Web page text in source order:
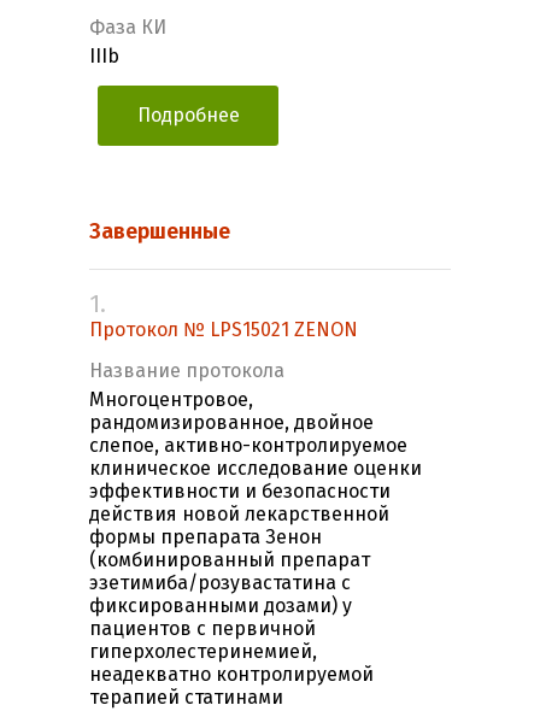
Фаза КИ
IIIb
Подробнее
Завершенные
1.
Протокол № LPS15021 ZENON
Название протокола
Многоцентровое,
рандомизированное, двойное
слепое, активно-контролируемое
клиническое исследование оценки
эффективности и безопасности
действия новой лекарственной
формы препарата Зенон
(комбинированный препарат
эзетимиба/розувастатина с
фиксированными дозами) у
пациентов с первичной
гиперхолестеринемией,
неадекватно контролируемой
терапией статинами